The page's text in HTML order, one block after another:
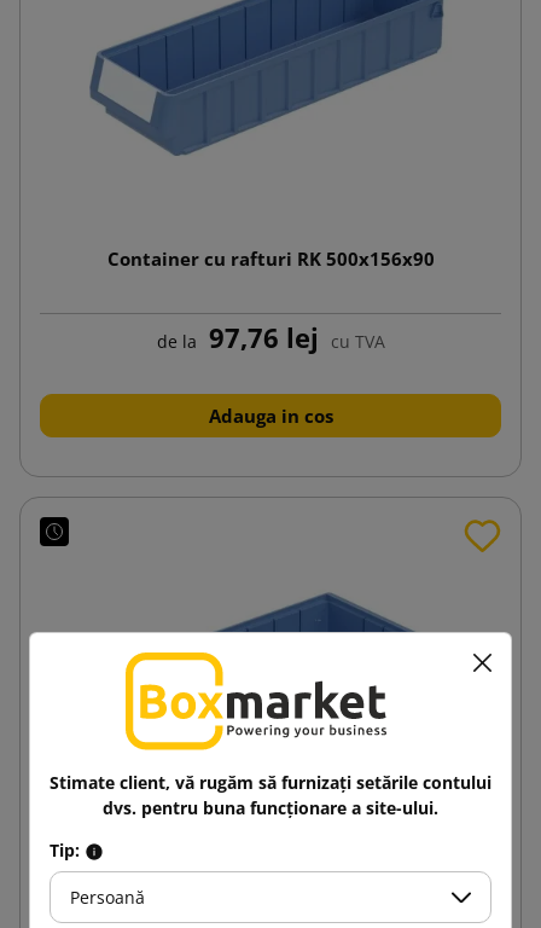
Container cu rafturi RK 500x156x90
de la 97,76 lej cu TVA
Adauga in cos
Container cu rafturi RK 400x234x90
Stimate client, vă rugăm să furnizați setările contului
dvs. pentru buna funcționare a site-ului.
Tip:
Persoană